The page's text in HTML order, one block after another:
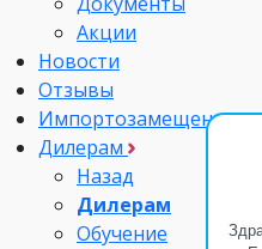
Акции
Новости
Отзывы
Импортозамещение
Дилерам
Назад
Дилерам
Обучение